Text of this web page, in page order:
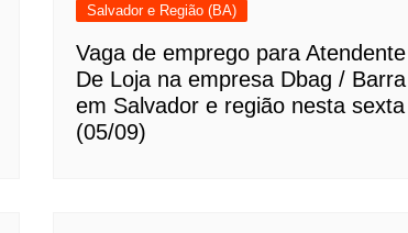
Salvador e Região (BA)
Vaga de emprego para Atendente
De Loja na empresa Dbag / Barra
em Salvador e região nesta sexta
(05/09)